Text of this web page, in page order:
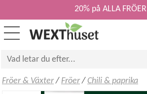
20% på ALLA FRÖER
Fröer & Växter/ Fröer/ Chili & paprika